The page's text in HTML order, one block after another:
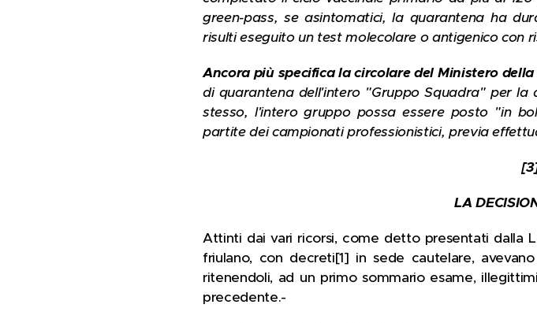
green-pass, se asintomatici, la quarantena ha
risulti eseguito un test molecolare o antigenico con
Ancora più specifica la circolare del Ministero
di quarantena dell'intero "Gruppo Squadra" per
stesso, l'intero gruppo possa essere posto "in
partite dei campionati professionistici, previa
LA
Attinti dai vari ricorsi, come detto presentati dalla
friulano, con decreti[1] in sede cautelare,
ritenendoli, ad un primo sommario esame,
precedente.-